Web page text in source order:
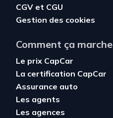
CGV et CGU
Gestion des cookies
Comment ça marche
Le prix CapCar
La certification CapCar
Assurance auto
Les agents
Les agences